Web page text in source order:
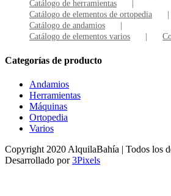
Catálogo de herramientas
Catálogo de elementos de ortopedia
Catálogo de andamios
Catálogo de elementos varios
Categorías de producto
Andamios
Herramientas
Máquinas
Ortopedia
Varios
Copyright 2020 AlquilaBahía | Todos los
Desarrollado por3Pixels